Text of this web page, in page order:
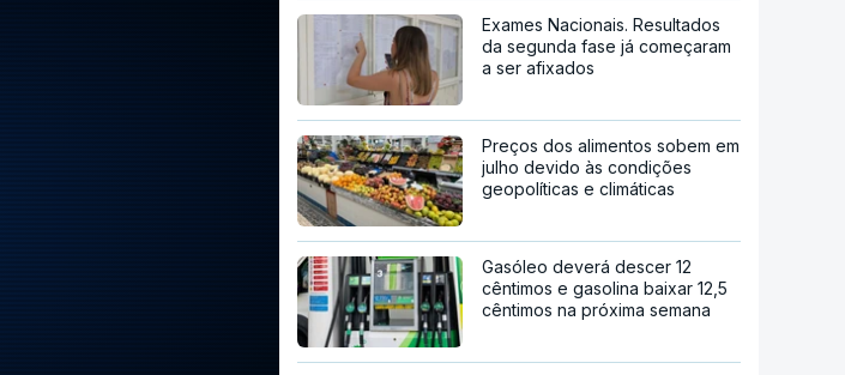
Exames Nacionais. Resultados
da segunda fase já começaram
a ser afixados
Preços dos alimentos sobem em
julho devido às condições
geopolíticas e climáticas
Gasóleo deverá descer 12
cêntimos e gasolina baixar 12,5
cêntimos na próxima semana